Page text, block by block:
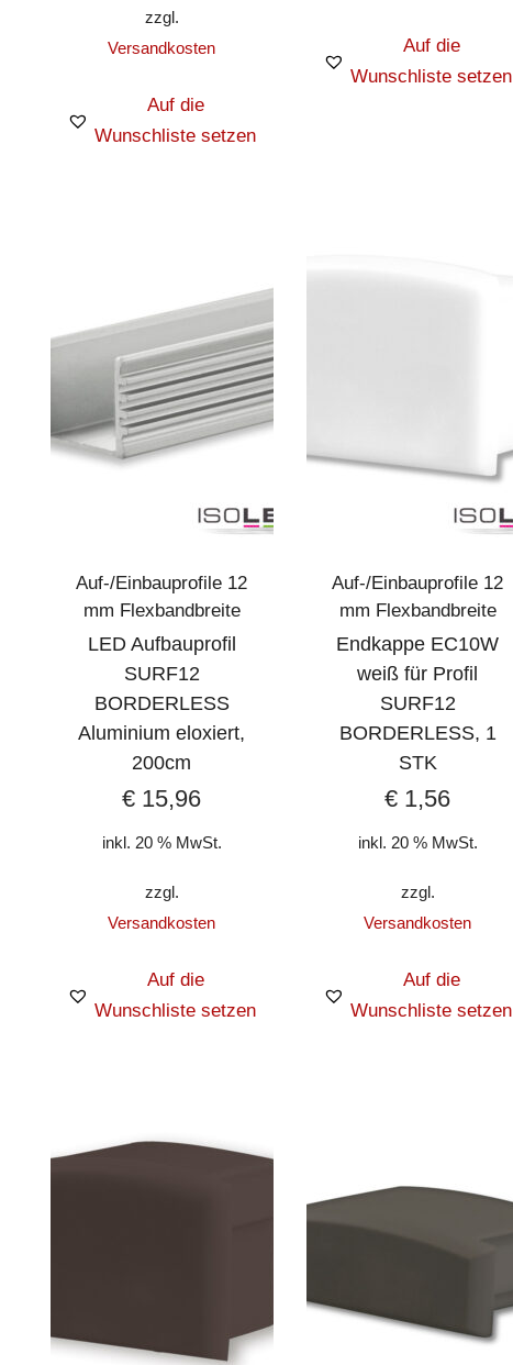
zzgl.
Versandkosten
Auf die
Wunschliste setzen
Auf die
Wunschliste setzen
Auf-/Einbauprofile 12
mm Flexbandbreite
LED Aufbauprofil
SURF12
BORDERLESS
Aluminium eloxiert,
200cm
€ 15,96
inkl. 20 % MwSt.
zzgl.
Versandkosten
Auf die
Wunschliste setzen
Auf-/Einbauprofile 12
mm Flexbandbreite
Endkappe EC10W
weiß für Profil
SURF12
BORDERLESS, 1
STK
€ 1,56
inkl. 20 % MwSt.
zzgl.
Versandkosten
Auf die
Wunschliste setzen